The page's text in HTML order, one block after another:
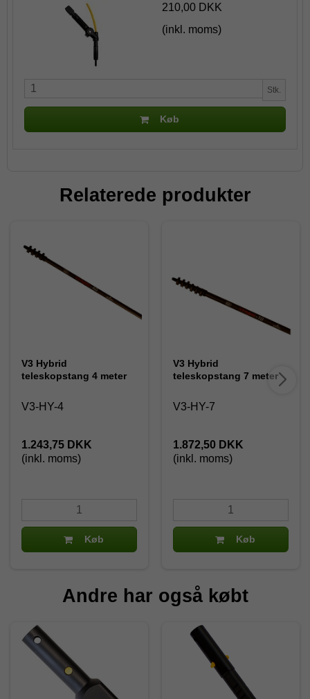
210,00 DKK
(inkl. moms)
Stk.
Køb
Relaterede produkter
V3 Hybrid
teleskopstang 4 meter
V3-HY-4
1.243,75 DKK
(inkl. moms)
Køb
V3 Hybrid
teleskopstang 7 meter
V3-HY-7
1.872,50 DKK
(inkl. moms)
Køb
Andre har også købt